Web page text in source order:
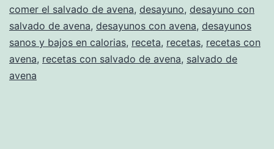
comer el salvado de avena, desayuno, desayuno con
salvado de avena, desayunos con avena, desayunos
sanos y bajos en calorias, receta, recetas, recetas con
avena, recetas con salvado de avena, salvado de
avena